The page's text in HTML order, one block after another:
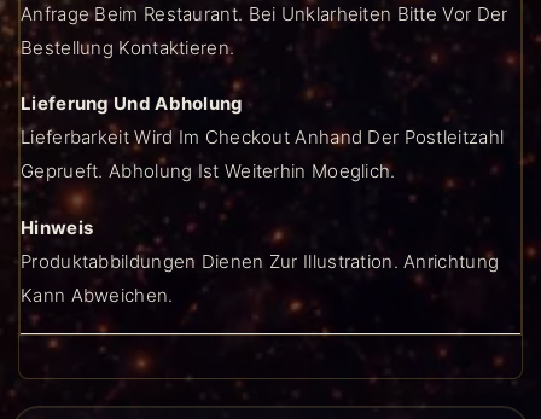
Anfrage Beim Restaurant. Bei Unklarheiten Bitte Vor Der
Bestellung Kontaktieren.
Lieferung Und Abholung
Lieferbarkeit Wird Im Checkout Anhand Der Postleitzahl
Geprueft. Abholung Ist Weiterhin Moeglich.
Hinweis
Produktabbildungen Dienen Zur Illustration. Anrichtung
Kann Abweichen.